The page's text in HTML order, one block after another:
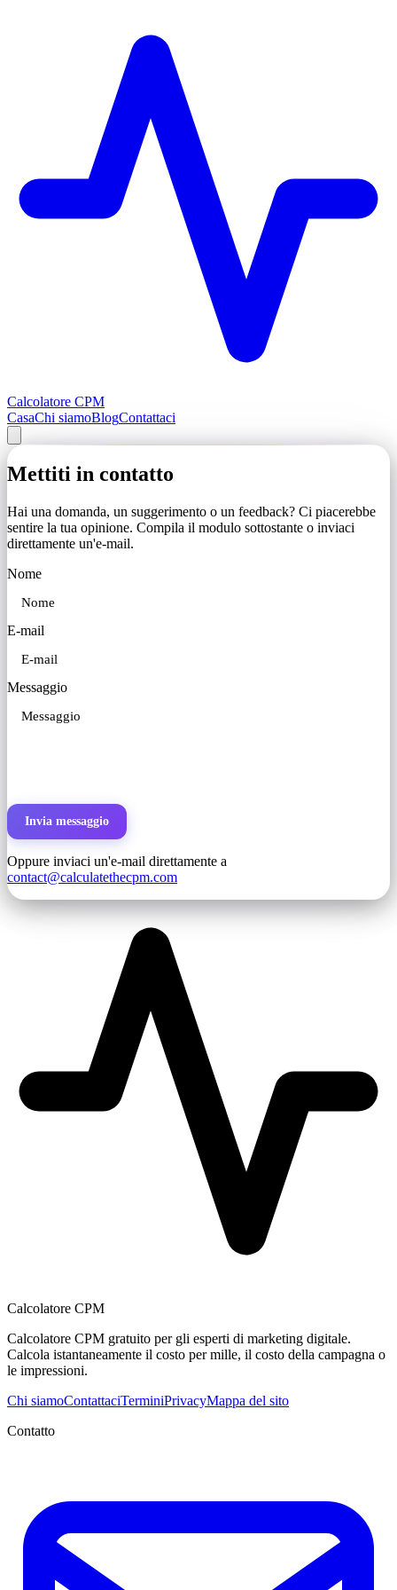
Calcolatore CPM
CasaChi siamoBlogContattaci
Mettiti in contatto
Hai una domanda, un suggerimento o un feedback? Ci piacerebbe
sentire la tua opinione. Compila il modulo sottostante o inviaci
direttamente un'e-mail.
Nome
E-mail
Messaggio
Invia messaggio
Oppure inviaci un'e-mail direttamente a
contact@calculatethecpm.com
Calcolatore CPM
Calcolatore CPM gratuito per gli esperti di marketing digitale.
Calcola istantaneamente il costo per mille, il costo della campagna o
le impressioni.
Chi siamoContattaciTerminiPrivacyMappa del sito
Contatto